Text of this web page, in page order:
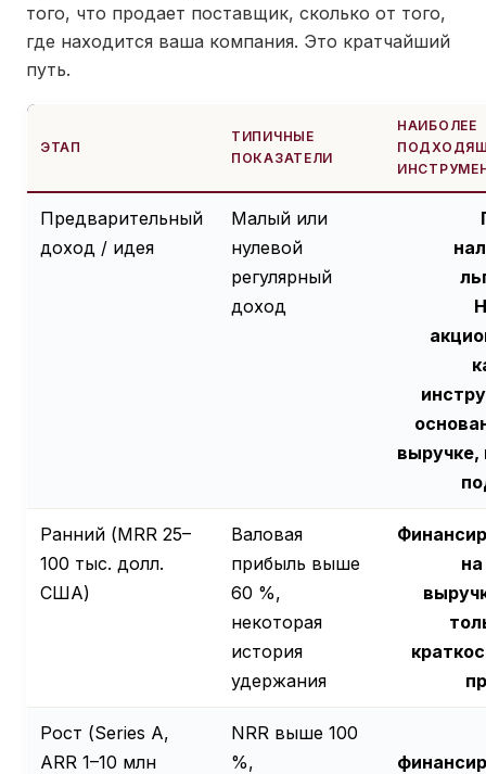
того, что продает поставщик, сколько от того,
где находится ваша компания. Это кратчайший
путь.
ЭТАП
ТИПИЧНЫЕ
ПОКАЗАТЕЛИ
НАИБОЛЕЕ
Предварительный
доход / идея
Малый или
нулевой
регулярный
доход
выручке,
Ранний (MRR 25–
100 тыс. долл.
США)
Валовая
прибыль выше
60 %,
некоторая
история
удержания
Рост (Series A,
ARR 1–10 млн
NRR выше 100
%,